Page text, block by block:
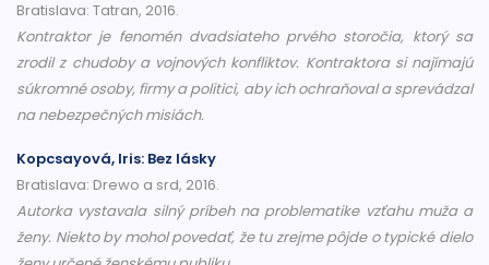
Bratislava: Tatran, 2016.
Kontraktor je fenomén dvadsiateho prvého storočia, ktorý sa
zrodil z chudoby a vojnových konfliktov. Kontraktora si najímajú
súkromné osoby, firmy a politici, aby ich ochraňoval a sprevádzal
na nebezpečných misiách.
Kopcsayová, Iris: Bez lásky
Bratislava: Drewo a srd, 2016.
Autorka vystavala silný príbeh na problematike vzťahu muža a
ženy. Niekto by mohol povedať, že tu zrejme pôjde o typické dielo